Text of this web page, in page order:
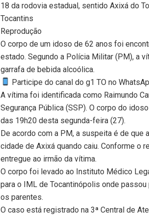
18 da rodovia estadual, sentido Axixá do
Tocantins
Reprodução
O corpo de um idoso de 62 anos foi
estado. Segundo a Polícia Militar (PM), a
garrafa de bebida alcoólica.
Participe do canal do g1 TO no
A vítima foi identificada como Raimundo
Segurança Pública (SSP). O corpo do
das 19h20 desta segunda-feira (27).
De acordo com a PM, a suspeita é de que
cidade de Axixá quando caiu. Conforme o
entregue ao irmão da vítima.
O corpo foi levado ao Instituto Médico
para o IML de Tocantinópolis onde
os parentes.
O caso está registrado na 3ª Central de